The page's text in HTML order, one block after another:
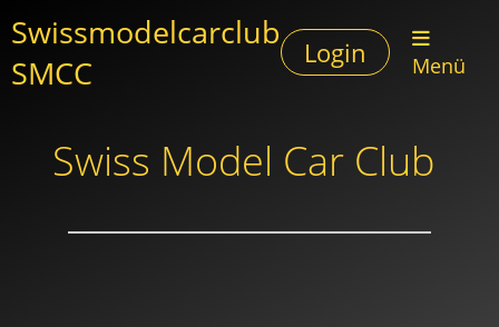
Swissmodelcarclub
SMCC
Login Menü
Swiss Model Car Club